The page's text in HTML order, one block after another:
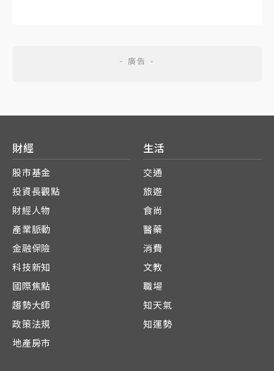
財經
股市基金
投資長觀點
財經人物
產業脈動
金融保險
科技新知
國際焦點
趨勢大師
政策法規
地產房市
生活
交通
旅遊
食尚
醫藥
消費
文教
職場
知天氣
知運勢